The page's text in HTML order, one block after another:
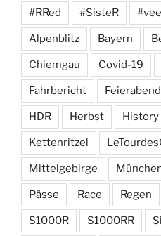
#RRed #SisteR
Alpenblitz Bayern
Chiemgau Covid-19
Fahrbericht Feierabend
HDR Herbst History
Kettenritzel
Mittelgebirge
Pässe Race Regen
S1000R S1000RR